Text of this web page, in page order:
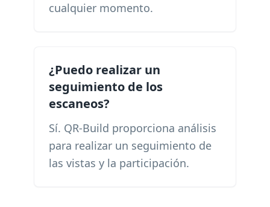
cualquier momento.
¿Puedo realizar un
seguimiento de los
escaneos?
Sí. QR-Build proporciona análisis
para realizar un seguimiento de
las vistas y la participación.